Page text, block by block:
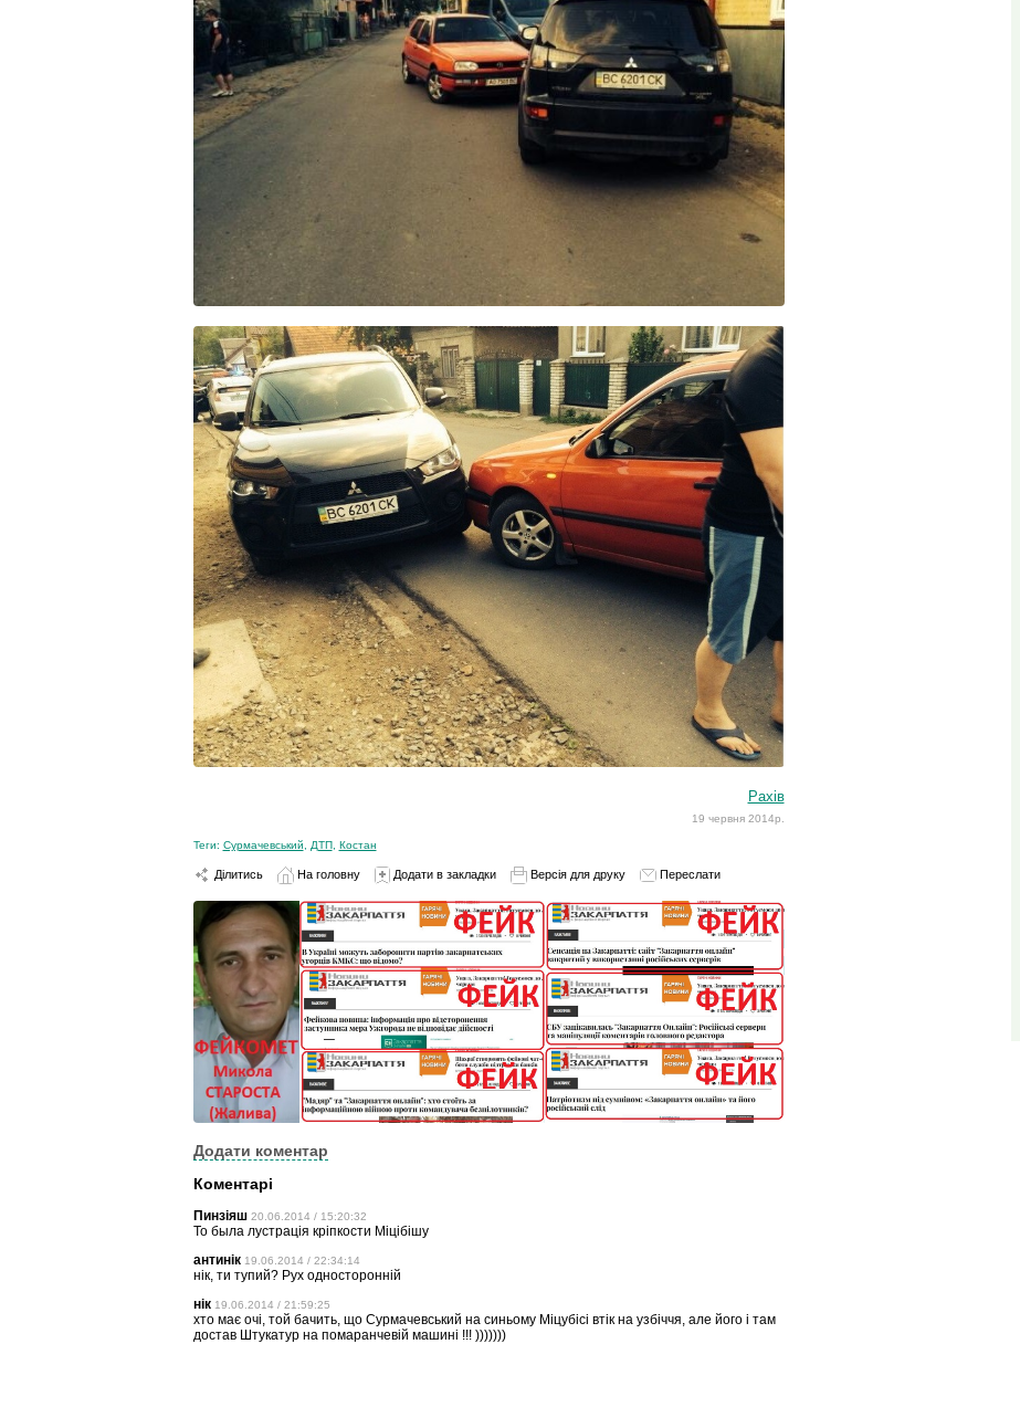
Рахів
19 червня 2014р.
Теги: Сурмачевський ДТП, Костан
Ділитись На головну Додати в закладки Версія для друку Переслати
Додати коментар
Коментарі
Пинзіяш 20.06.2014 / 15:20:32
То была лустрація кріпкости Міцібішу
антинік 19.06.2014 / 22:34:14
нік, ти тупий? Рух односторонній
нік 19.06.2014 / 21:59:25
хто має очі, той бачить, що Сурмачевський на синьому Міцубісі втік на узбіччя, але його і там
достав Штукатур на помаранчевій машині !!! )))))))